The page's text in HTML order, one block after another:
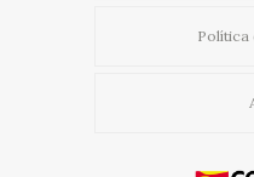
Política